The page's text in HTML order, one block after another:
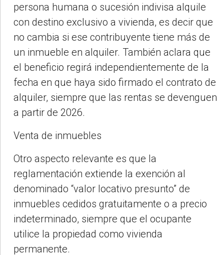
persona humana o sucesión indivisa alquile
con destino exclusivo a vivienda, es decir que
no cambia si ese contribuyente tiene más de
un inmueble en alquiler. También aclara que
el beneficio regirá independientemente de la
fecha en que haya sido firmado el contrato de
alquiler, siempre que las rentas se devenguen
a partir de 2026.
Venta de inmuebles
Otro aspecto relevante es que la
reglamentación extiende la exención al
denominado “valor locativo presunto” de
inmuebles cedidos gratuitamente o a precio
indeterminado, siempre que el ocupante
utilice la propiedad como vivienda
permanente.